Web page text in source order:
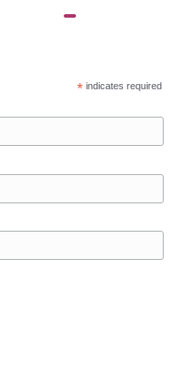
* indicates required